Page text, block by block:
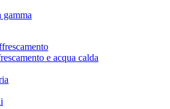
gamma
e acqua calda